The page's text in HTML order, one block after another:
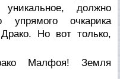
должно
упрямого очкарика
Но вот только,
Малфоя! Земля